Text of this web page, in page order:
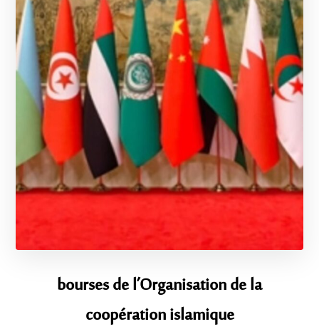
bourses de l’Organisation de la
coopération islamique